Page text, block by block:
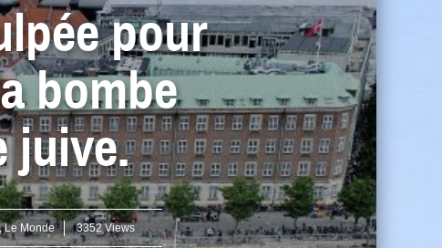
pour
bombe
juive.
,Le Monde 3352 Views